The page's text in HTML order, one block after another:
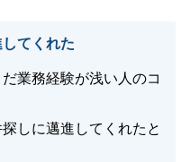
ました。
てくれた
業務経験が浅い人のコ
しに邁進してくれたと